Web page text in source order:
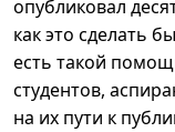
опубликовал
как это сделать
есть такой
студентов,
на их пути к